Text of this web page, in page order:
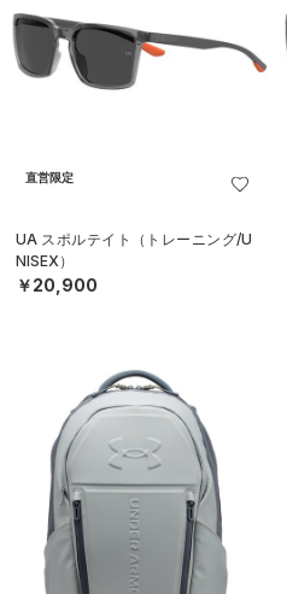
直営限定
UA スポルテイト（トレーニング/U
NISEX）
￥20,900